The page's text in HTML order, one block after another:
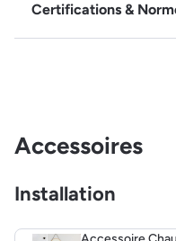
Certifications &
Accessoires
Installation